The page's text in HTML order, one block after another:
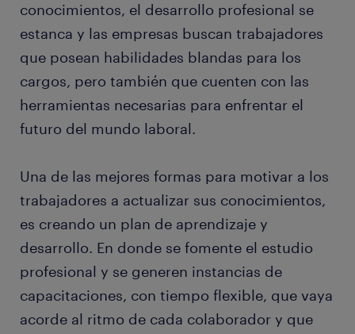
conocimientos, el desarrollo profesional se
estanca y las empresas buscan trabajadores
que posean habilidades blandas para los
cargos, pero también que cuenten con las
herramientas necesarias para enfrentar el
futuro del mundo laboral.
Una de las mejores formas para motivar a los
trabajadores a actualizar sus conocimientos,
es creando un plan de aprendizaje y
desarrollo. En donde se fomente el estudio
profesional y se generen instancias de
capacitaciones, con tiempo flexible, que vaya
acorde al ritmo de cada colaborador y que